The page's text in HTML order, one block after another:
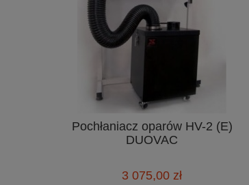
Pochłaniacz oparów HV-2 (E)
DUOVAC
3 075,00 zł